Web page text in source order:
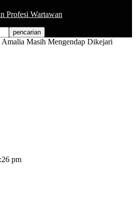
Profesi Wartawan
Amalia Masih Mengendap Dikejari
pm